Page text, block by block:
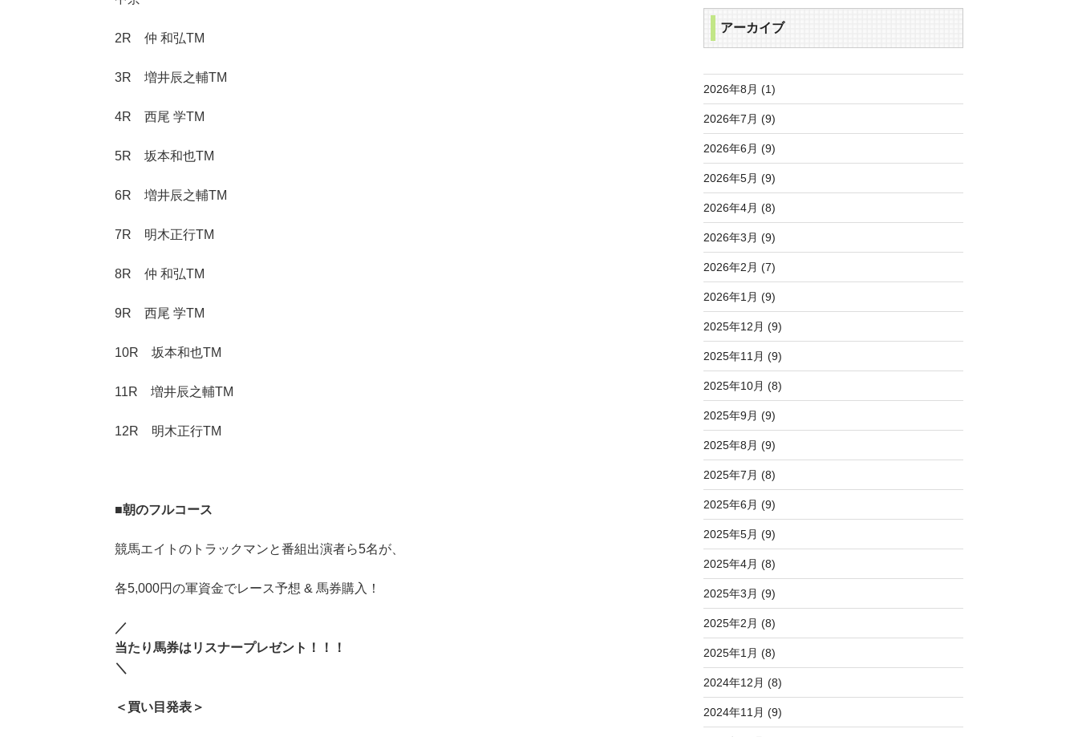
2R 仲 和弘TM
3R 増井辰之輔TM
4R 西尾 学TM
5R 坂本和也TM
6R 増井辰之輔TM
7R 明木正行TM
8R 仲 和弘TM
9R 西尾 学TM
10R 坂本和也TM
11R 増井辰之輔TM
12R 明木正行TM
■朝のフルコース
競馬エイトのトラックマンと番組出演者ら5名が、
各5,000円の軍資金でレース予想 & 馬券購入！
／
当たり馬券はリスナープレゼント！！！
＼
＜買い目発表＞
アーカイブ
2026年8月 (1)
2026年7月 (9)
2026年6月 (9)
2026年5月 (9)
2026年4月 (8)
2026年3月 (9)
2026年2月 (7)
2026年1月 (9)
2025年12月 (9)
2025年11月 (9)
2025年10月 (8)
2025年9月 (9)
2025年8月 (9)
2025年7月 (8)
2025年6月 (9)
2025年5月 (9)
2025年4月 (8)
2025年3月 (9)
2025年2月 (8)
2025年1月 (8)
2024年12月 (8)
2024年11月 (9)